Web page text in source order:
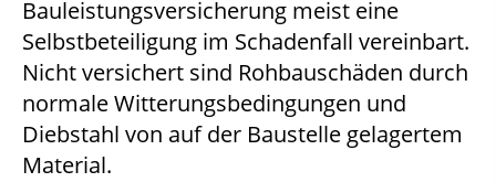
Bauleistungsversicherung meist eine
Selbstbeteiligung im Schadenfall vereinbart.
Nicht versichert sind Rohbauschäden durch
normale Witterungsbedingungen und
Diebstahl von auf der Baustelle gelagertem
Material.